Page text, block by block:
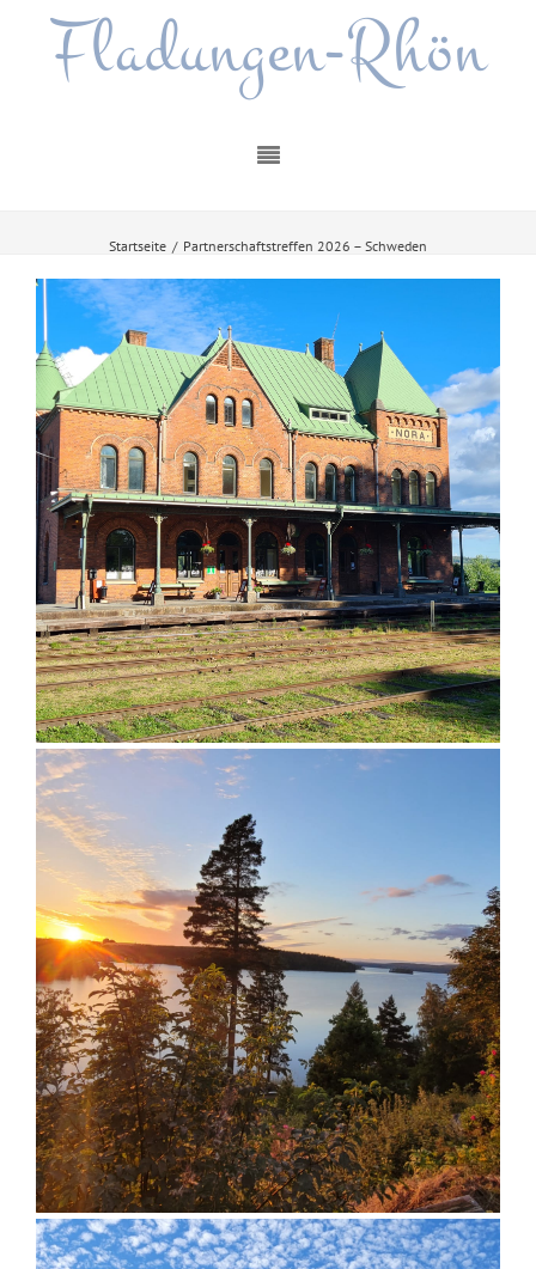
Fladungen-Rhön
Startseite / Partnerschaftstreffen 2026 – Schweden